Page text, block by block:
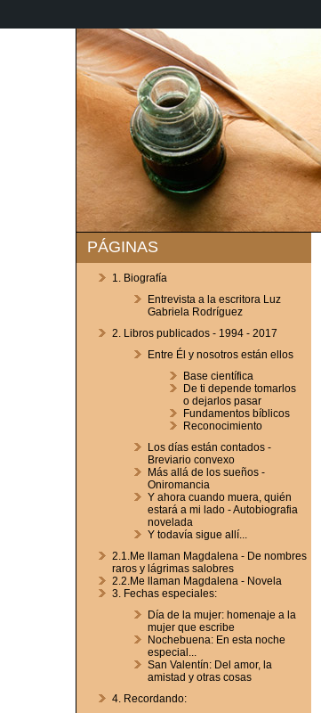
PÁGINAS
1. Biografía
Entrevista a la escritora Luz
Gabriela Rodríguez
2. Libros publicados - 1994 - 2017
Entre Él y nosotros están ellos
Base científica
De ti depende tomarlos
o dejarlos pasar
Fundamentos bíblicos
Reconocimiento
Los días están contados -
Breviario convexo
Más allá de los sueños -
Oniromancia
Y ahora cuando muera, quién
estará a mi lado - Autobiografia
novelada
Y todavía sigue allí...
2.1.Me llaman Magdalena - De nombres
raros y lágrimas salobres
2.2.Me llaman Magdalena - Novela
3. Fechas especiales:
Día de la mujer: homenaje a la
mujer que escribe
Nochebuena: En esta noche
especial...
San Valentín: Del amor, la
amistad y otras cosas
4. Recordando: